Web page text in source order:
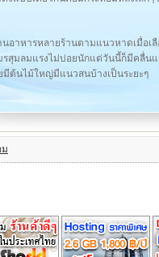
นอาหารหลายร้านตามแนวหาดเมื่อเ
สุมลมแรงไม่บ่อยนักแต่วันนี้ก็มีคลื่นแ
มีต้นไม้ใหญ่มีแนวสนบ้างเป็นระยะๆ